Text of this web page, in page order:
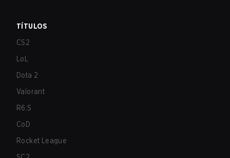
TÍTULOS
CS2
LoL
Dota 2
Valorant
R6:S
CoD
Rocket League